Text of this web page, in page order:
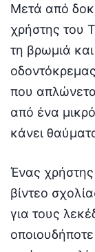
Μετά από
χρήστης του
τη βρωμιά
που
από ένα
κάνει
Ένας
βίντεο
για τους